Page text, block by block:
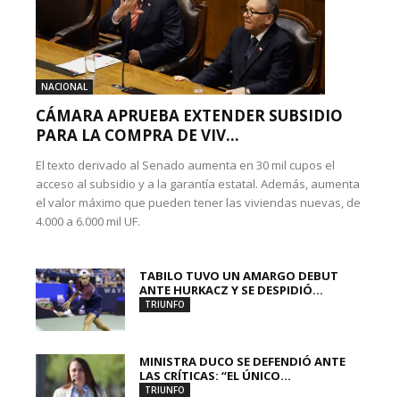
NACIONAL
CÁMARA APRUEBA EXTENDER SUBSIDIO
PARA LA COMPRA DE VIV...
El texto derivado al Senado aumenta en 30 mil cupos el
acceso al subsidio y a la garantía estatal. Además, aumenta
el valor máximo que pueden tener las viviendas nuevas, de
4.000 a 6.000 mil UF.
TABILO TUVO UN AMARGO DEBUT
ANTE HURKACZ Y SE DESPIDIÓ...
TRIUNFO
MINISTRA DUCO SE DEFENDIÓ ANTE
LAS CRÍTICAS: “EL ÚNICO...
TRIUNFO